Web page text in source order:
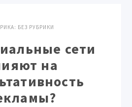
БЕЗ РУБРИКИ
сети
на